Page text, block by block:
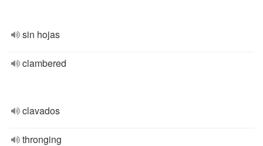
sin hojas
clambered
clavados
thronging